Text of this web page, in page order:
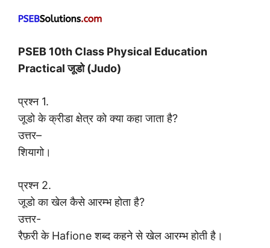
PSEB 10th Class Physical Education
Practical जूडो (Judo)
प्रश्न 1.
जूडो के क्रीडा क्षेत्र को क्या कहा जाता है?
उत्तर–
शियागो।
प्रश्न 2.
जूडो का खेल कैसे आरम्भ होता है?
उत्तर-
रैफ़री के Hafione शब्द कहने से खेल आरम्भ होती है।